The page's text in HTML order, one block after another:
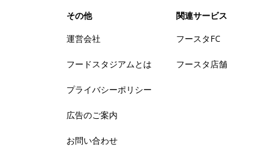
その他
運営会社
フードスタジアムとは
プライバシーポリシー
広告のご案内
お問い合わせ
関連サービス
フースタFC
フースタ店舗